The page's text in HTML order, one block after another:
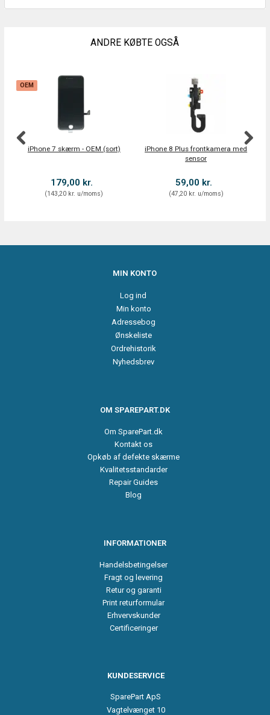
ANDRE KØBTE OGSÅ
OEM
iPhone 7 skærm - OEM (sort)
179,00 kr.
(143,20 kr. u/moms)
iPhone 8 Plus frontkamera med
sensor
59,00 kr.
(47,20 kr. u/moms)
MIN KONTO
Log ind
Min konto
Adressebog
Ønskeliste
Ordrehistorik
Nyhedsbrev
OM SPAREPART.DK
Om SparePart.dk
Kontakt os
Opkøb af defekte skærme
Kvalitetsstandarder
Repair Guides
Blog
INFORMATIONER
Handelsbetingelser
Fragt og levering
Retur og garanti
Print returformular
Erhvervskunder
Certificeringer
KUNDESERVICE
SparePart ApS
Vagtelvænget 10